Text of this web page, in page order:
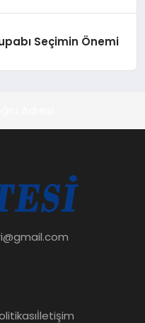
Seçimin Önemi
İletişim